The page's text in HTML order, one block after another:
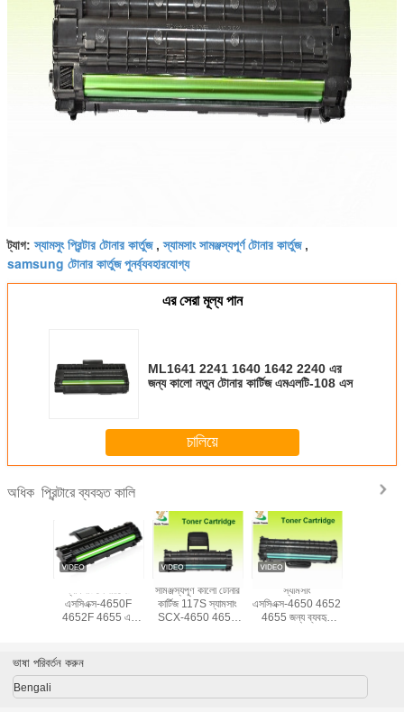
ট্যাগ:স্যামসুং প্রিন্টার টোনার কার্তুজ,স্যামসাং সামঞ্জস্যপূর্ণ টোনার কার্তুজ,
samsung টোনার কার্তুজ পুনর্ব্যবহারযোগ্য
এর সেরা মূল্য পান
ML1641 2241 1640 1642 2240 এর
জন্য কালো নতুন টোনার কার্টিজ এমএলটি-108 এস
চালিয়ে
অধিক প্রিন্টারে ব্যবহৃত কালি
স্যামসাং লেজারজেট
এসসিএক্স-4650F
4652F 4655 এর
সামঞ্জস্যপূর্ণ কালো টোনার
কার্টিজ 117S স্যামসাং
SCX-4650 4652
স্যামসাং
এসসিএক্স-4650 4652
4655 জন্য ব্যবহৃত
ভাষা পরিবর্তন করুন
Bengali